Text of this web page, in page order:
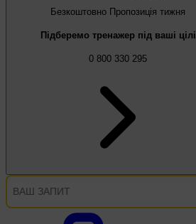
Безкоштовно Пропозиція тижня
Підберемо тренажер під ваші цілі
0 800 330 295